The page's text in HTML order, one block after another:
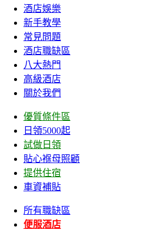
酒店娛樂
新手教學
常見問題
酒店職缺區
八大熱門
高級酒店
關於我們
優質條件區
日領5000起
試做日領
貼心褓母照顧
提供住宿
車資補貼
所有職缺區
便服酒店